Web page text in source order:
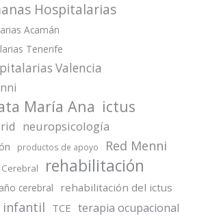
Hospitalarias
Acamán
Tenerife
Valencia
María Ana ictus
neuropsicología
productos de apoyo Red Menni
rehabilitación
cerebral rehabilitación del ictus
infantil TCE terapia ocupacional